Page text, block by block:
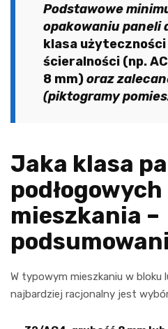
Podstawowe
opakowaniu paneli
klasa
ścieralności (np.
8 mm)oraz
(piktogramy
Jaka klasa
podłogowych
mieszkania –
W typowym mieszkaniu w bloku
najbardziej racjonalny jest